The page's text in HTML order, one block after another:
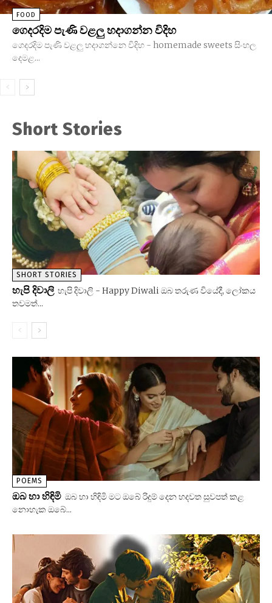
FOOD
ගෙදරදිම පැණි වළලු හදාගන්න විදිහ
ගෙදරදිම පැණි වළලු හදාගන්නෙ විදිහ - homemade sweets සිංහල
දෙමළ...
Short Stories
SHORT STORIES
හැපි දිවාලි හැපි දිවාලි - Happy Diwali ඔබ තරුණ වියේදී, ලෝකය
තවමත්...
POEMS
ඔබ හා හිඳිමි ඔබ හා හිඳිමි මට ඔබේ රිදුම් දෙන හදවත සුවපත් කළ
නොහැක ඔබේ...